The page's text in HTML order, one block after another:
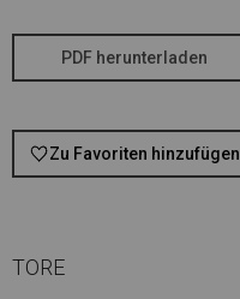
PDF herunterladen
Zu Favoriten hinzufügen
TORE